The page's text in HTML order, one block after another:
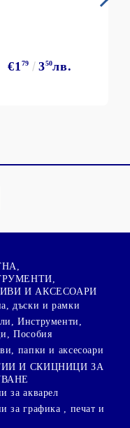
€179 350лв.
И АКСЕСОАРИ
дъски и рамки
Инструменти,
Пособия
папки и аксесоари
И СКИЦНИЦИ ЗА
за акварел
за графика , печат и